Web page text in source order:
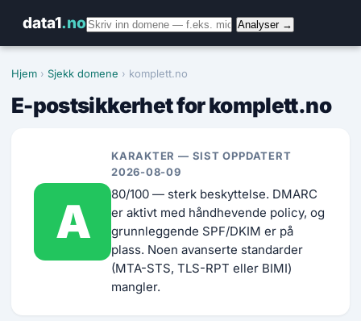
data1.no Analyser →
Hjem › Sjekk domene › komplett.no
E-postsikkerhet for komplett.no
A
KARAKTER — SIST OPPDATERT
2026-08-09
80/100 — sterk beskyttelse. DMARC
er aktivt med håndhevende policy, og
grunnleggende SPF/DKIM er på
plass. Noen avanserte standarder
(MTA-STS, TLS-RPT eller BIMI)
mangler.